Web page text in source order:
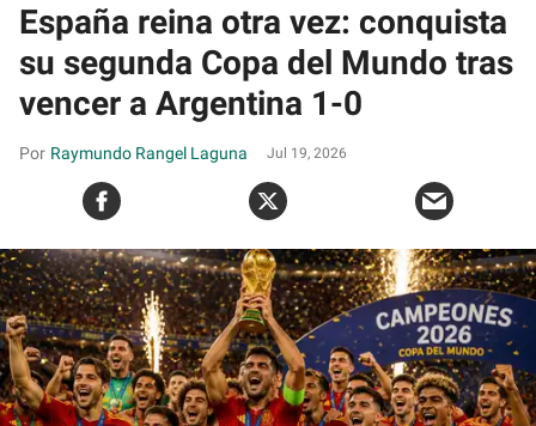
España reina otra vez: conquista
su segunda Copa del Mundo tras
vencer a Argentina 1-0
Raymundo Rangel Laguna Jul 19, 2026